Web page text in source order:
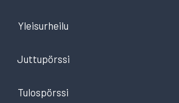
Yleisurheilu
Juttupörssi
Tulospörssi